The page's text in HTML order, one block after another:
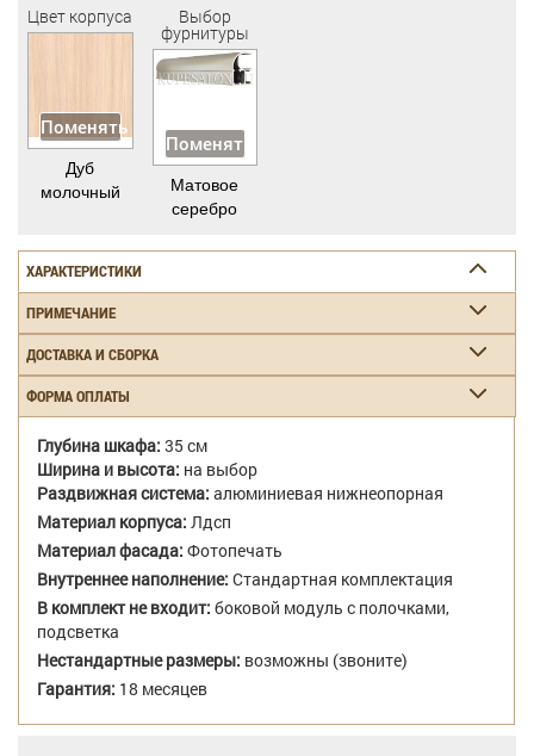
Цвет корпуса
Поменять
Дуб
молочный
Выбор
фурнитуры
Поменять
Матовое
серебро
ХАРАКТЕРИСТИКИ
ПРИМЕЧАНИЕ
ДОСТАВКА И СБОРКА
ФОРМА ОПЛАТЫ
Глубина шкафа: 35 см
Ширина и высота: на выбор
Раздвижная система: алюминиевая нижнеопорная
Материал корпуса: Лдсп
Материал фасада: Фотопечать
Внутреннее наполнение: Стандартная комплектация
В комплект не входит: боковой модуль с полочками,
подсветка
Нестандартные размеры: возможны (звоните)
Гарантия: 18 месяцев